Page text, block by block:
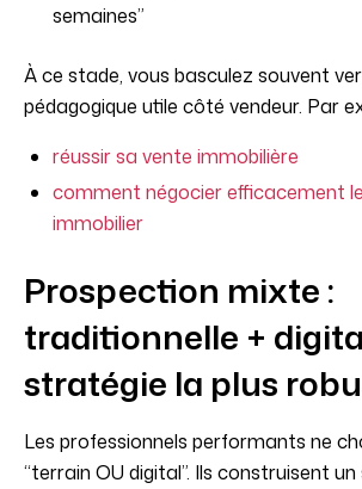
semaines”
À ce stade, vous basculez souvent
pédagogique utile côté vendeur. Par
réussir sa vente immobilière
comment négocier efficacement le
immobilier
Prospection mixte :
traditionnelle +
stratégie la plus
Les professionnels performants ne
“terrain OU digital”. Ils construisent